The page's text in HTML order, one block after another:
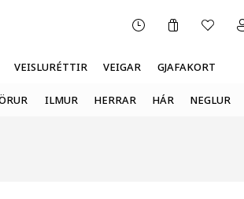
Karfa
VEISLURÉTTIR VEIGAR GJAFAKORT
ILMUR HERRAR HÁR NEGLUR